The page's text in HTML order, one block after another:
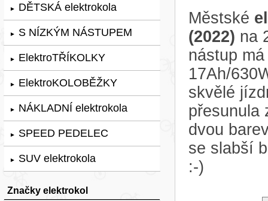
► DĚTSKÁ elektrokola
► S NÍZKÝM NÁSTUPEM
► ElektroTŘÍKOLKY
► ElektroKOLOBĚŽKY
► NÁKLADNÍ elektrokola
► SPEED PEDELEC
► SUV elektrokola
Značky elektrokol
Městské
(2022) na
nástup
17Ah/
skvělé
přesunula
dvou
se slabší
:-)